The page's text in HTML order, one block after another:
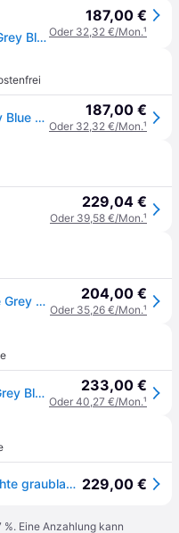
Bellhop Portable Tischleuchte Grey Blue - Flos - Wohnzimmer - Design - Kunststoff - Mit Schirm
187,00 €
Oder 32,32 €/Mon.¹
Bellhop Portable Tischleuchte Grey Blue - Flos - Wohnzimmer - Design - Kunststoff - Mit Schirm 187,00 €
Oder 32,32 €/Mon.¹
229,04 €
Oder 39,58 €/Mon.¹
Flos Bellhop tragbare Tischleuchte Grey blue 204,00 €
Oder 35,26 €/Mon.¹
Flos Bellhop Tischlampe Tragbar Grey Blue - Tragbare Leuchten Polycarbonat Graublau - F1060014 233,00 €
Oder 40,27 €/Mon.¹
Flos Bellhop Battery LED Akkuleuchte graublau glänzend 229,00 €
Eine Anzahlung kann